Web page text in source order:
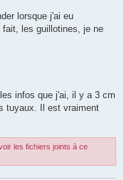
lorsque j'ai eu
fait, les guillotines, je ne
infos que j'ai, il y a 3 cm
tuyaux. Il est vraiment
les fichiers joints à ce